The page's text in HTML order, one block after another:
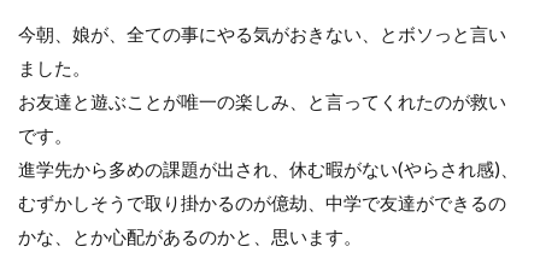
今朝、娘が、全ての事にやる気がおきない、とボソっと言い
ました。
お友達と遊ぶことが唯一の楽しみ、と言ってくれたのが救い
です。
進学先から多めの課題が出され、休む暇がない(やらされ感)
むずかしそうで取り掛かるのが億劫、中学で友達ができるの
かな、とか心配があるのかと、思います。